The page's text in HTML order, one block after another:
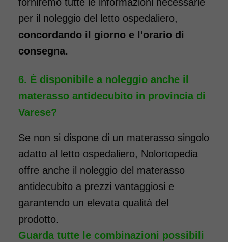
per il noleggio del letto ospedaliero,
concordando il giorno e l'orario di
consegna.
È disponibile a noleggio anche il
materasso antidecubito in provincia di
Varese?
Se non si dispone di un materasso singolo
adatto al letto ospedaliero, Nolortopedia
offre anche il noleggio del materasso
antidecubito a prezzi vantaggiosi e
garantendo un elevata qualità del
prodotto.
Guarda tutte le combinazioni possibili